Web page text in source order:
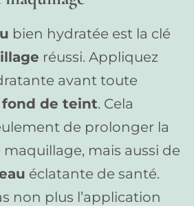
bien hydratée est la clé
réussi. Appliquez
avant toute
fond de teint. Cela
de prolonger la
mais aussi de
éclatante de santé.
non plus l’application